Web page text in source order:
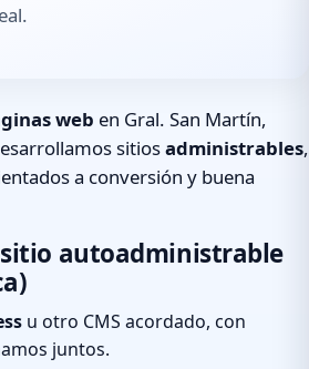
web en Gral. San Martín,
sitiosadministrables,
a conversión y buena
autoadministrable
u otro CMS acordado, con
juntos.